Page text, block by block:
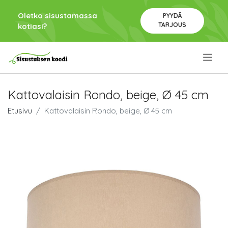
Oletko sisustamassa
kotiasi?
PYYDÄ
TARJOUS
Kattovalaisin Rondo, beige, Ø 45 cm
Etusivu Kattovalaisin Rondo, beige, Ø 45 cm